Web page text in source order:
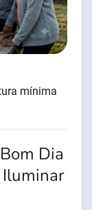
mínima
Dia